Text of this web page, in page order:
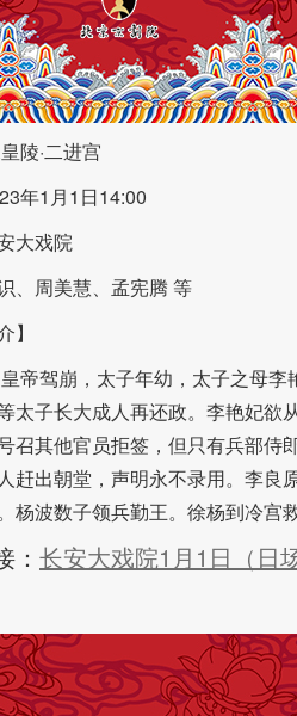
陵·二进宫
年1月1日14:00
大戏院
、周美慧、孟宪腾 等
】
帝驾崩，太子年幼，太子之母李
太子长大成人再还政。李艳妃欲
召其他官员拒签，但只有兵部侍
赶出朝堂，声明永不录用。李良
杨波数子领兵勤王。徐杨到冷宫
： 长安大戏院1月1日（日